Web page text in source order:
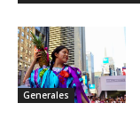
Generales